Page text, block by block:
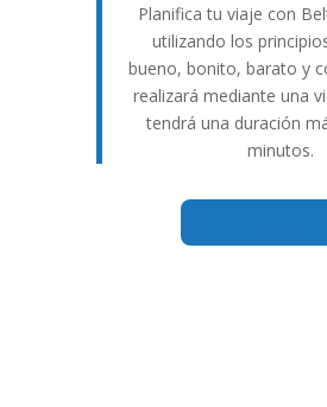
Planifica tu viaje con
utilizando los
bueno, bonito, barato y
realizará mediante una
tendrá una duración
minutos.